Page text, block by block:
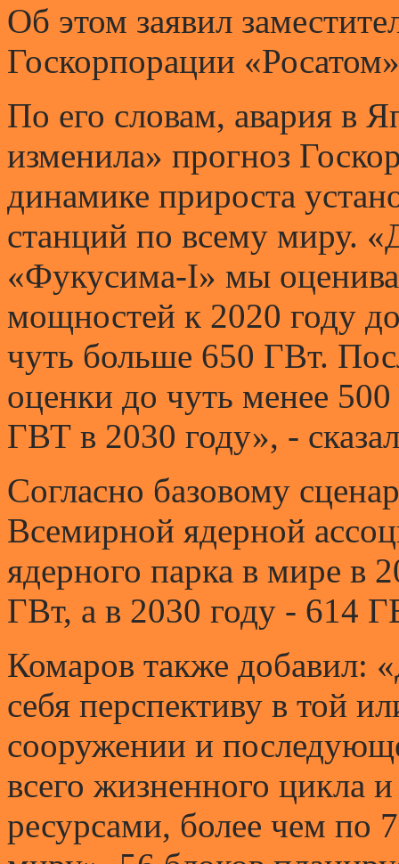
Об этом заявил
Госкорпорации
По его словам, авария в
изменила» прогноз
динамике прироста
станций по всему миру.
«Фукусима-I» мы
мощностей к 2020 году
чуть больше 650 ГВт.
оценки до чуть менее
ГВТ в 2030 году», -
Согласно базовому
Всемирной ядерной
ядерного парка в мире в
ГВт, а в 2030 году - 614
Комаров также добавил:
себя перспективу в той
сооружении и
всего жизненного цикла
ресурсами, более чем по